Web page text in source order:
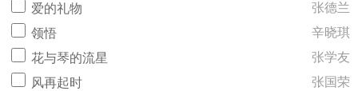
爱的礼物
张德兰
领悟
辛晓琪
花与琴的流星
张学友
风再起时
张国荣